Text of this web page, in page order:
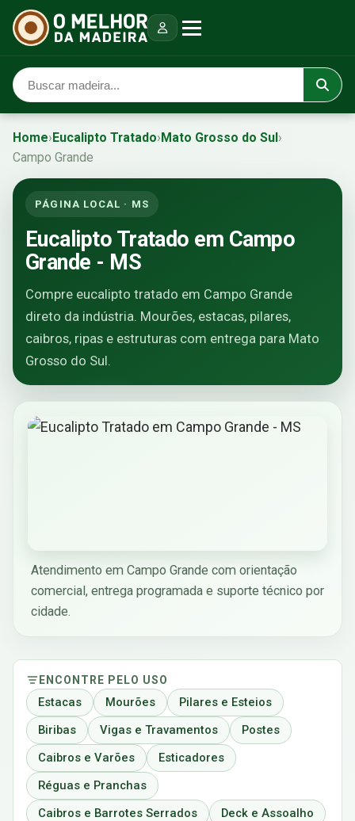
Home›Eucalipto Tratado›Mato Grosso do Sul›
Campo Grande
PÁGINA LOCAL · MS
Eucalipto Tratado em Campo
Grande - MS
Compre eucalipto tratado em Campo Grande
direto da indústria. Mourões, estacas, pilares,
caibros, ripas e estruturas com entrega para Mato
Grosso do Sul.
Atendimento em Campo Grande com orientação
comercial, entrega programada e suporte técnico por
cidade.
ENCONTRE PELO USO
Estacas Mourões
Pilares e Esteios
Biribas
Vigas e Travamentos
Postes
Caibros e Varões
Esticadores
Réguas e Pranchas
Caibros e Barrotes Serrados
Deck e Assoalho